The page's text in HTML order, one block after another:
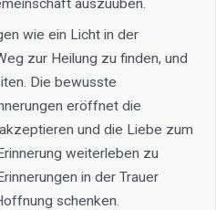
auszuüben.
wie ein Licht in der
zur Heilung zu finden, und
Die bewusste
eröffnet die
und die Liebe zum
weiterleben zu
in der Trauer
schenken.